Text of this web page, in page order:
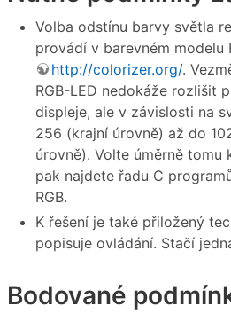
Volba odstínu barvy světla
provádí v barevném modelu
http://colorizer.org/.
RGB-LED nedokáže rozlišit
displeje, ale v závislosti na
256 (krajní úrovně) až do
úrovně). Volte úměrně tomu
pak najdete řadu C
RGB.
K řešení je také přiložený
popisuje ovládání. Stačí
Bodované